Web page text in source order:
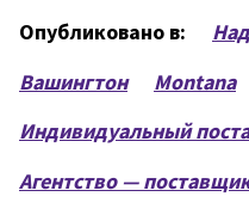
Опубликовано в:
Вашингтон
Montana
Индивидуальный
Агентство —